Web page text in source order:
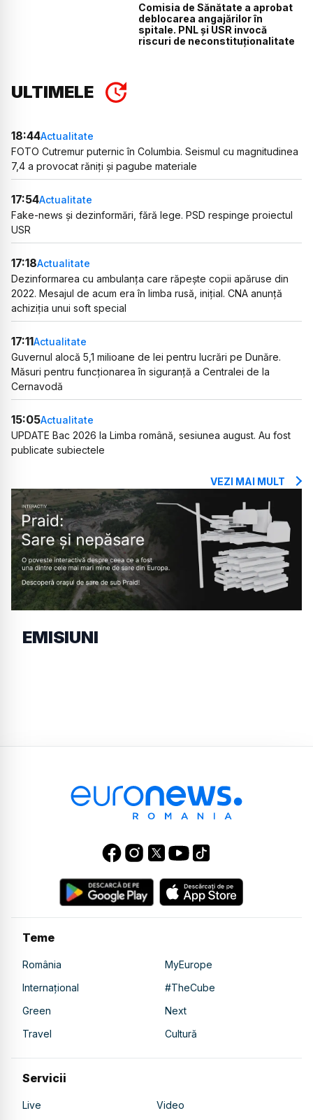
Comisia de Sănătate a aprobat
deblocarea angajărilor în
spitale. PNL și USR invocă
riscuri de neconstituționalitate
ULTIMELE
18:44Actualitate
FOTO Cutremur puternic în Columbia. Seismul cu magnitudinea
7,4 a provocat răniți și pagube materiale
17:54Actualitate
Fake-news și dezinformări, fără lege. PSD respinge proiectul
USR
17:18Actualitate
Dezinformarea cu ambulanța care răpește copii apăruse din
2022. Mesajul de acum era în limba rusă, inițial. CNA anunță
achiziția unui soft special
17:11Actualitate
Guvernul alocă 5,1 milioane de lei pentru lucrări pe Dunăre.
Măsuri pentru funcționarea în siguranță a Centralei de la
Cernavodă
15:05Actualitate
UPDATE Bac 2026 la Limba română, sesiunea august. Au fost
publicate subiectele
VEZI MAI MULT
EMISIUNI
Teme
România
MyEurope
Internațional
#TheCube
Green
Next
Travel
Cultură
Servicii
Live Video